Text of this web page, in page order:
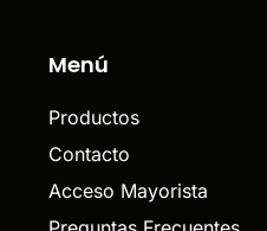
Menú
Productos
Contacto
Acceso Mayorista